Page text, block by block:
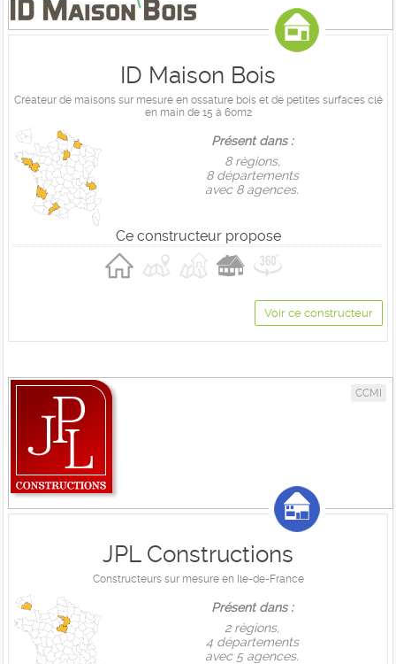
ID Maison Bois
Créateur de maisons sur mesure en ossature bois et de petites surfaces clé
en main de 15 à 60m2
Présent dans :
8 règions,
8 départements
avec 8 agences.
Ce constructeur propose
Voir ce constructeur
CCMI
JPL Constructions
Constructeurs sur mesure en Ile-de-France
Présent dans :
2 règions,
4 départements
avec 5 agences.